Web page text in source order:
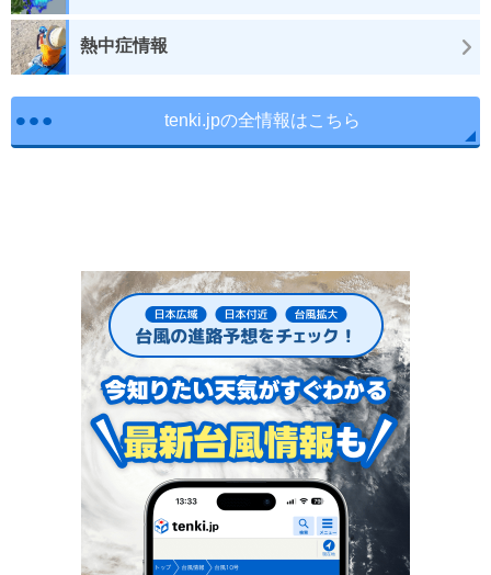
熱中症情報
tenki.jpの全情報はこちら